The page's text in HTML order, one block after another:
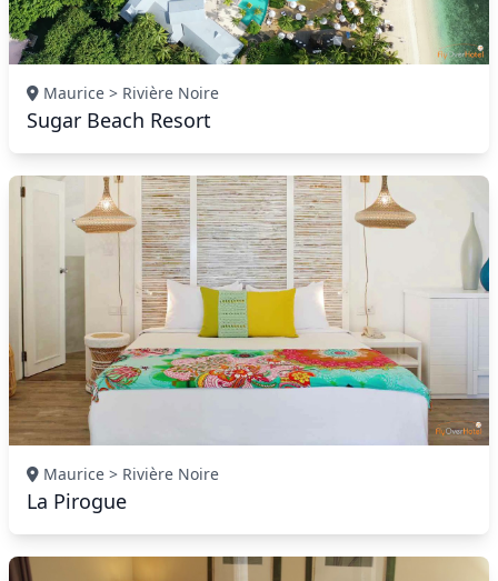
Maurice > Rivière Noire
Sugar Beach Resort
Maurice > Rivière Noire
La Pirogue